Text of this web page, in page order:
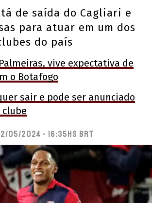
de saída do Cagliari e
para atuar em um dos
do país
vive expectativa de
o Botafogo
sair e pode ser anunciado
05/2024 - 16:35hs BRT